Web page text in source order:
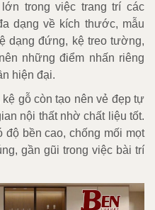
trong việc trang trí các
dạng về kích thước, mẫu
dạng đứng, kệ treo tường,
những điểm nhấn riêng
hiện đại.
gỗ còn tạo nên vẻ đẹp tự
nội thất nhờ chất liệu tốt.
độ bền cao, chống mối mọt
gần gũi trong việc bài trí